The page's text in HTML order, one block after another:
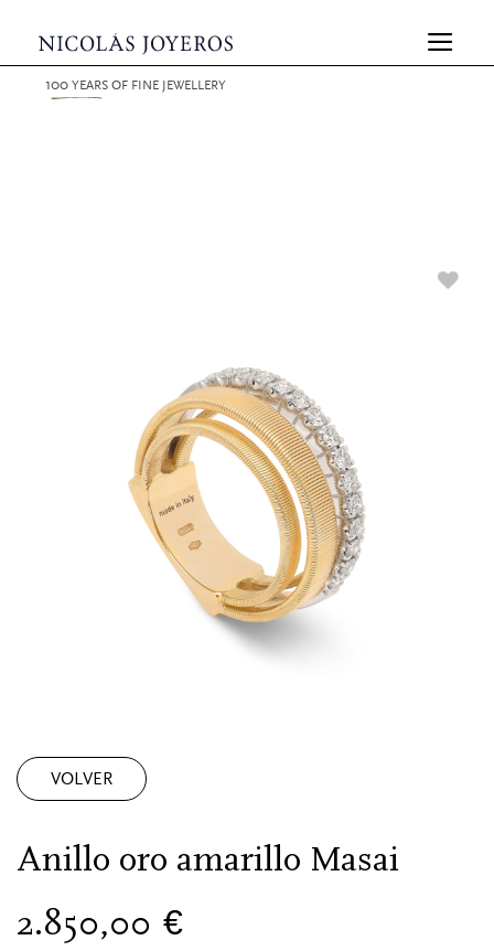
100 YEARS OF FINE JEWELLERY
VOLVER
Anillo oro amarillo Masai
2.850,00 €